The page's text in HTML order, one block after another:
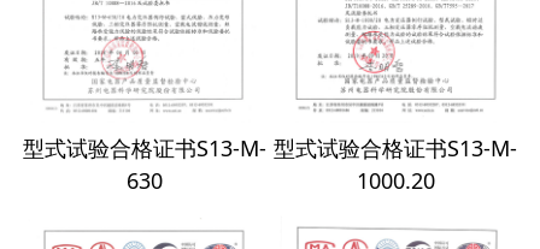
型式试验合格证书S13-M-
630
型式试验合格证书S13-M-
1000.20